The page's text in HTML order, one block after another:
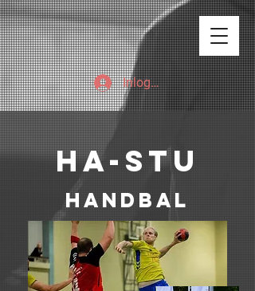
Inloggen
Ha-stu
handbal